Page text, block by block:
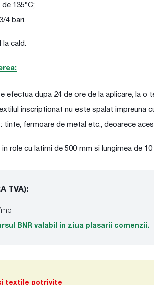
135°C;
4 bari.
la cald.
efectua dupa 24 de ore de la aplicare, la o
inscriptionat nu este spalat impreuna
tinte, fermoare de metal etc., deoarece
in role cu latimi de 500 mm si lungimea de
TVA):
BNR valabil in ziua plasarii comenzii.
textile potrivite